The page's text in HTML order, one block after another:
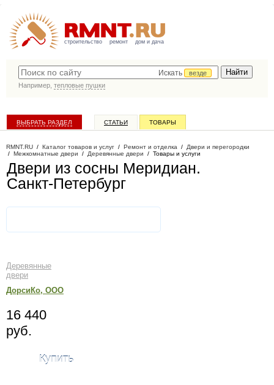
строительство ремонт дом и дача
Искать
везде
Например, тепловые пушки
ВЫБРАТЬ РАЗДЕЛ СТАТЬИ ТОВАРЫ
RMNT.RU / Каталог товаров и услуг / Ремонт и отделка / Двери и перегородки
/ Межкомнатные двери / Деревянные двери / Товары и услуги
Двери из сосны Меридиан.
Санкт-Петербург
Деревянные
двери
ДорсиКо, ООО
16 440
руб.
Купить